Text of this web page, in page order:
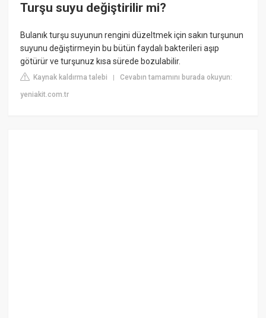
Turşu suyu değiştirilir mi?
Bulanık turşu suyunun rengini düzeltmek için sakın turşunun
suyunu değiştirmeyin bu bütün faydalı bakterileri aşıp
götürür ve turşunuz kısa sürede bozulabilir.
Kaynak kaldırma talebi |Cevabın tamamını burada okuyun:
yeniakit.com.tr